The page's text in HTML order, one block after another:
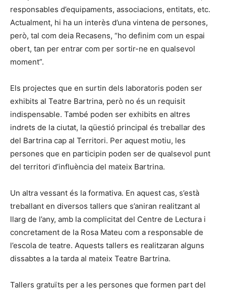
responsables d’equipaments, associacions, entitats, etc.
Actualment, hi ha un interès d’una vintena de persones,
però, tal com deia Recasens, “ho definim com un espai
obert, tan per entrar com per sortir-ne en qualsevol
moment”.
Els projectes que en surtin dels laboratoris poden ser
exhibits al Teatre Bartrina, però no és un requisit
indispensable. També poden ser exhibits en altres
indrets de la ciutat, la qüestió principal és treballar des
del Bartrina cap al Territori. Per aquest motiu, les
persones que en participin poden ser de qualsevol punt
del territori d’influència del mateix Bartrina.
Un altra vessant és la formativa. En aquest cas, s’està
treballant en diversos tallers que s’aniran realitzant al
llarg de l’any, amb la complicitat del Centre de Lectura i
concretament de la Rosa Mateu com a responsable de
l’escola de teatre. Aquests tallers es realitzaran alguns
dissabtes a la tarda al mateix Teatre Bartrina.
Tallers gratuïts per a les persones que formen part del